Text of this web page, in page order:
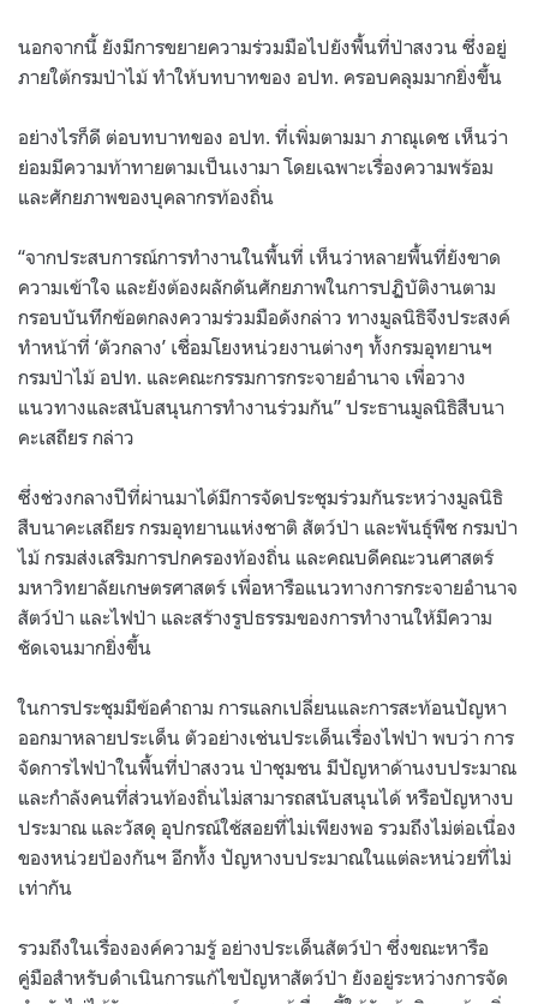
นอกจากนี้ ยังมีการขยายความร่วมมือไปยังพื้นที่ป่าสงวน ซึ่งอยู่
ภายใต้กรมป่าไม้ ทำให้บทบาทของ อปท. ครอบคลุมมากยิ่งขึ้น
อย่างไรก็ดี ต่อบทบาทของ อปท. ที่เพิ่มตามมา ภาณุเดช เห็นว่า
ย่อมมีความท้าทายตามเป็นเงามา โดยเฉพาะเรื่องความพร้อม
และศักยภาพของบุคลากรท้องถิ่น
“จากประสบการณ์การทำงานในพื้นที่ เห็นว่าหลายพื้นที่ยังขาด
ความเข้าใจ และยังต้องผลักดันศักยภาพในการปฏิบัติงานตาม
กรอบบันทึกข้อตกลงความร่วมมือดังกล่าว ทางมูลนิธิจึงประสงค์
ทำหน้าที่ ‘ตัวกลาง’ เชื่อมโยงหน่วยงานต่างๆ ทั้งกรมอุทยานฯ
กรมป่าไม้ อปท. และคณะกรรมการกระจายอำนาจ เพื่อวาง
แนวทางและสนับสนุนการทำงานร่วมกัน” ประธานมูลนิธิสืบนา
คะเสถียร กล่าว
ซึ่งช่วงกลางปีที่ผ่านมาได้มีการจัดประชุมร่วมกันระหว่างมูลนิธิ
สืบนาคะเสถียร กรมอุทยานแห่งชาติ สัตว์ป่า และพันธุ์พืช กรมป่า
ไม้ กรมส่งเสริมการปกครองท้องถิ่น และคณบดีคณะวนศาสตร์
มหาวิทยาลัยเกษตรศาสตร์ เพื่อหารือแนวทางการกระจายอำนาจ
สัตว์ป่า และไฟป่า และสร้างรูปธรรมของการทำงานให้มีความ
ชัดเจนมากยิ่งขึ้น
ในการประชุมมีข้อคำถาม การแลกเปลี่ยนและการสะท้อนปัญหา
ออกมาหลายประเด็น ตัวอย่างเช่นประเด็นเรื่องไฟป่า พบว่า การ
จัดการไฟป่าในพื้นที่ป่าสงวน ป่าชุมชน มีปัญหาด้านงบประมาณ
และกำลังคนที่ส่วนท้องถิ่นไม่สามารถสนับสนุนได้ หรือปัญหางบ
ประมาณ และวัสดุ อุปกรณ์ใช้สอยที่ไม่เพียงพอ รวมถึงไม่ต่อเนื่อง
ของหน่วยป้องกันฯ อีกทั้ง ปัญหางบประมาณในแต่ละหน่วยที่ไม่
เท่ากัน
รวมถึงในเรื่ององค์ความรู้ อย่างประเด็นสัตว์ป่า ซึ่งขณะหารือ
คู่มือสำหรับดำเนินการแก้ไขปัญหาสัตว์ป่า ยังอยู่ระหว่างการจัด